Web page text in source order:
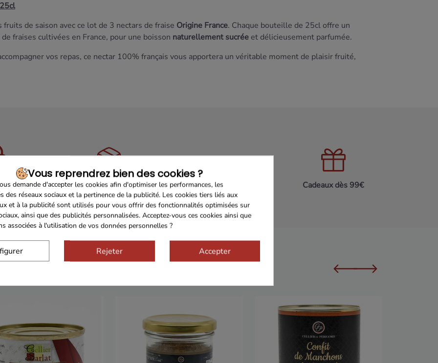
fruits de saison avec ce lot de 3 nectars de fraise Origine France. Chaque bouteille de 25cl offre un
fraises cultivées en France, pour une boisson naturellement sucrée et délicieusement parfumée.
vos repas, ce nectar 100% français vous apportera un véritable moment de plaisir fruité,
Franco de port 79€ Livraison 24h/48h Cadeaux dès 99€
Vous reprendrez bien des cookies ?
demande d'accepter les cookies afin d'optimiser les performances, les
des réseaux sociaux et la pertinence de la publicité. Les cookies tiers liés aux
et à la publicité sont utilisés pour vous offrir des fonctionnalités optimisées sur
ainsi que des publicités personnalisées. Acceptez-vous ces cookies ainsi que
associées à l'utilisation de vos données personnelles ?
Rejeter Accepter